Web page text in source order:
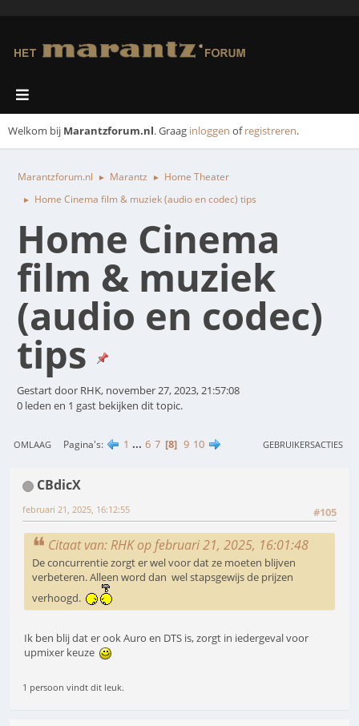
Welkom bij Marantzforum.nl. Graag inloggen ofregistreren.
Marantzforum.nl ► Marantz ► Home Theater
► Home Cinema film & muziek (audio en codec) tips
Home Cinema
film & muziek
(audio en codec)
tips
Gestart door RHK, november 27, 2023, 21:57:08
0 leden en 1 gast bekijken dit topic.
OMLAAG Pagina's 1 ... 6 7 8 9 10 GEBRUIKERSACTIES
CBdicX
#105
februari 21, 2025, 16:12:55
Citaat van: RHK op februari 21, 2025, 16:01:48
De concurrentie zorgt er wel voor dat ze moeten blijven
verbeteren. Alleen word dan wel stapsgewijs de prijzen
verhoogd.
Ik ben blij dat er ook Auro en DTS is, zorgt in iedergeval voor
upmixer keuze
1 persoon vindt dit leuk.